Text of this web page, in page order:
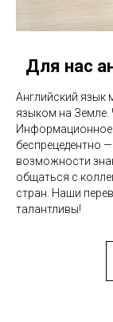
Для нас
Английский язык
языком на Земле.
Информационное
беспрецедентно
возможности
общаться с
стран. Наши
талантливы!